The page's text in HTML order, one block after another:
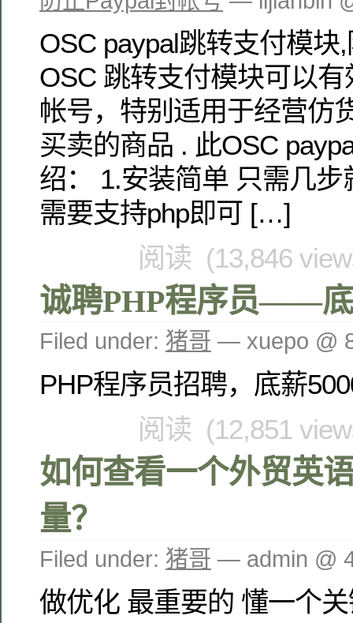
OSC paypal跳转支付模块
OSC 跳转支付模块可以
帐号，特别适用于经营仿
买卖的商品 . 此OSC
绍： 1.安装简单 只需几
需要支持php即可 […]
阅读 (13,846
诚聘PHP程序员——底
Filed under: 猪哥 — xuepo @
PHP程序员招聘，底薪
阅读 (12,851
如何查看一个外贸英
量？
Filed under: 猪哥 — admin @
做优化 最重要的 懂一个